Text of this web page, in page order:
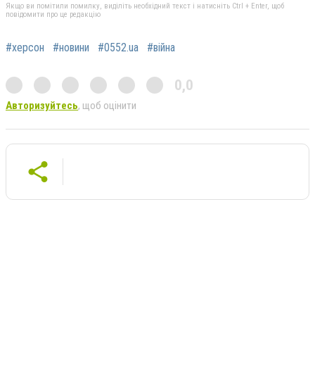
Якщо ви помітили помилку, виділіть необхідний текст і натисніть Ctrl + Enter, щоб
повідомити про це редакцію
#херсон #новини #0552.ua #війна
0,0
Авторизуйтесь, щоб оцінити